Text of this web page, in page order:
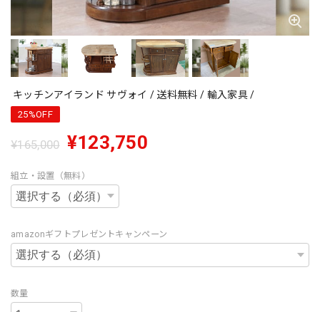
キッチンアイランド サヴォイ / 送料無料 / 輸入家具 /
25%OFF
¥165,000 ¥123,750
組立・設置（無料）
amazonギフトプレゼントキャンペーン
数量